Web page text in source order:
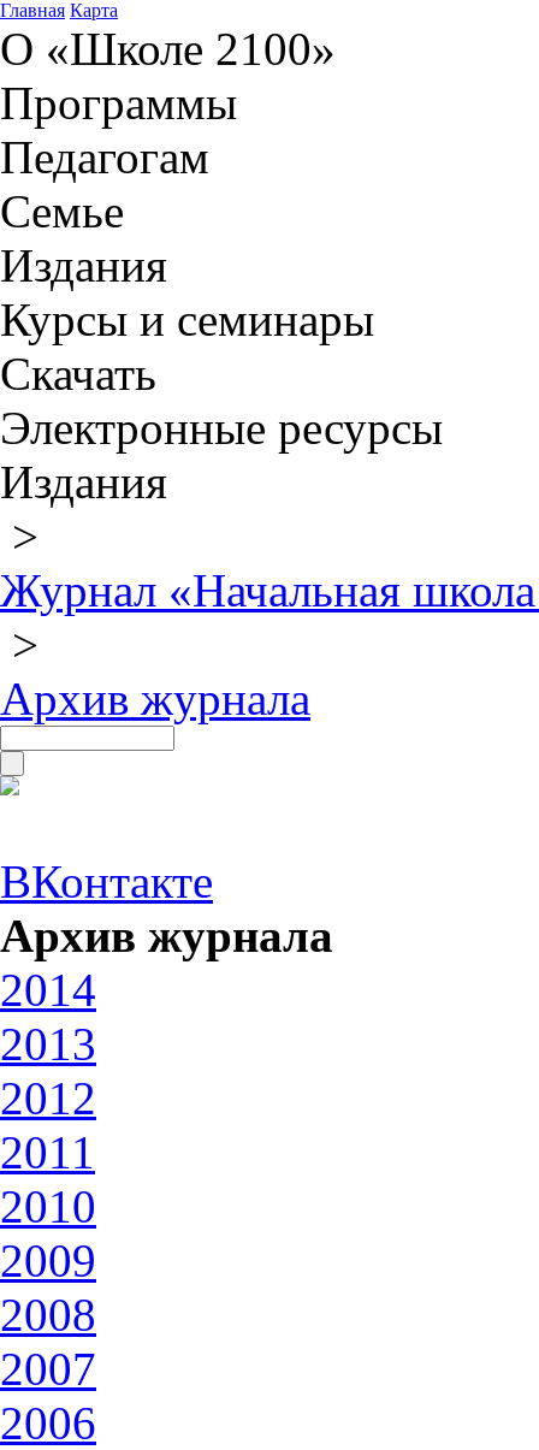
Главная Карта
О «Школе 2100»
Программы
Педагогам
Семье
Издания
Курсы и семинары
Скачать
Электронные ресурсы
Издания
>
Журнал «Начальная
>
Архив журнала
ВКонтакте
Архив журнала
2014
2013
2012
2011
2010
2009
2008
2007
2006